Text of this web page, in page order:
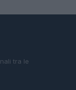
tra le